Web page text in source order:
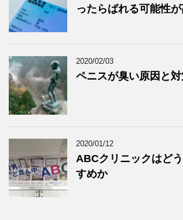
ったらばれる可能性が
2020/02/03
ペニスが臭い原因と
2020/01/12
ABCクリニックはど
すめか